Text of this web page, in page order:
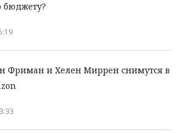
бюджету?
Фриман и Хелен Миррен снимутся в